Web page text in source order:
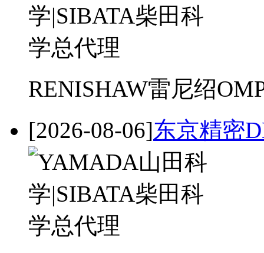
RENISHAW雷尼绍
[2026-08-06]东京精密